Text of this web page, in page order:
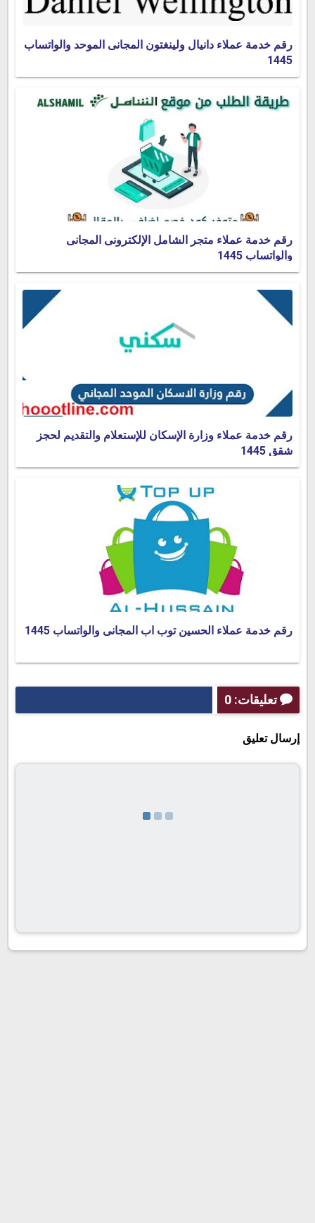
رقم خدمة عملاء دانيال ولينغتون المجانى الموحد والواتساب
1445
رقم خدمة عملاء متجر الشامل الإلكترونى المجانى
والواتساب 1445
رقم خدمة عملاء وزارة الإسكان للإستعلام والتقديم لحجز
شقق 1445
رقم خدمة عملاء الحسين توب اب المجانى والواتساب 1445
تعليقات: 0
إرسال تعليق